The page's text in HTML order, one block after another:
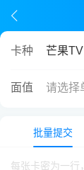
卡种 芒果TV
面值 请选择
批量提交